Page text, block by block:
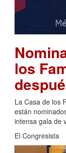
los
La Casa de los
están
intensa gala de
El Congresista